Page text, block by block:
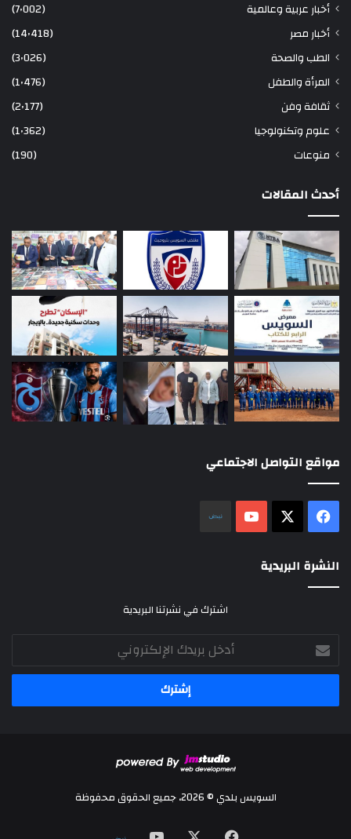
أخبار عربية وعالمية
(7٬002)
أخبار مصر
(14٬418)
الطب والصحة
(3٬026)
المرأة والطفل
(1٬476)
ثقافة وفن
(2٬177)
علوم وتكنولوجيا
(1٬362)
منوعات
(190)
أحدث المقالات
مواقع التواصل الاجتماعي
فيسبوك ‫YouTube
النشرة البريدية
اشترك في نشرتنا البريدية
أدخل
بريدك
الإلكتروني
السويس بلدي © 2026، جميع الحقوق محفوظة